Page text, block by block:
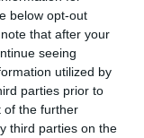
below opt-out
that after your
seeing
utilized by
parties prior to
of the further
third parties on the